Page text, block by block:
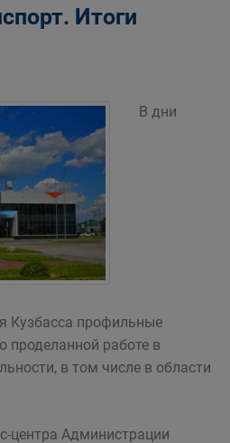
Итоги
В дни
Кузбасса профильные
проделанной работе в
в том числе в области
центра Администрации